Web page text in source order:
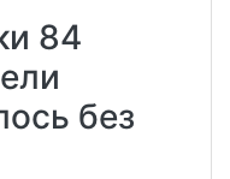
84
без